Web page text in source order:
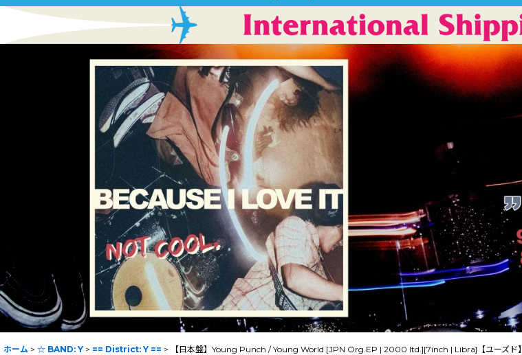
ホーム > ☆ BAND: Y > == District: Y == > 【日本盤】Young Punch / Young World [JPN Org.EP | 2000 ltd.][7inch | Libra]【ユーズド】